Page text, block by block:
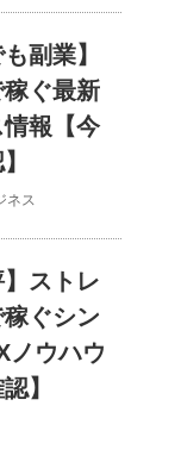
副業】
ぐ最新
情報【今
ネス
】ストレ
ぐシン
ノウハウ
】